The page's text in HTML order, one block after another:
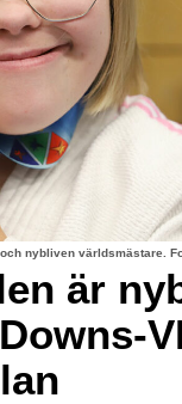
nybliven världsmästare.
är